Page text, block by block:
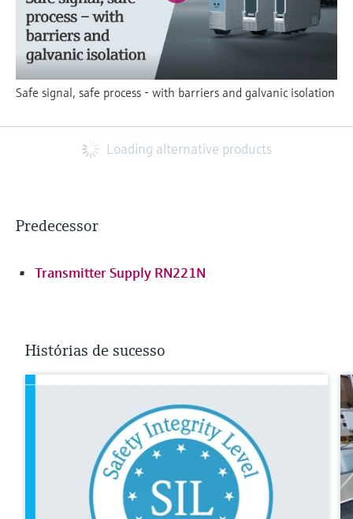
Safe signal, safe process - with barriers and galvanic isolation
Loading alternative products
Predecessor
Transmitter Supply RN221N
Histórias de sucesso